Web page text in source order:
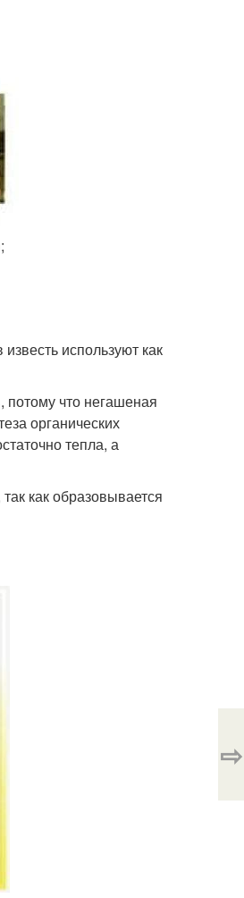
используют как
потому что негашеная
органических
тепла, а
как образовывается
⇨